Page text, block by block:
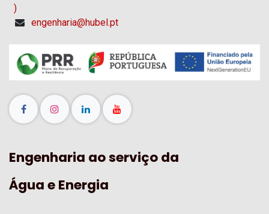
)
engenharia@hubel.pt
Engenharia ao serviço da
Água e Energia